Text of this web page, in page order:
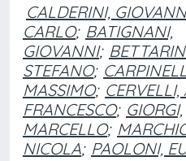
CALDERINI,
CARLO; BATIGNANI,
GIOVANNI;
STEFANO;
MASSIMO;
FRANCESCO; GIORGI,
MARCELLO;
NICOLA; PAOLONI,